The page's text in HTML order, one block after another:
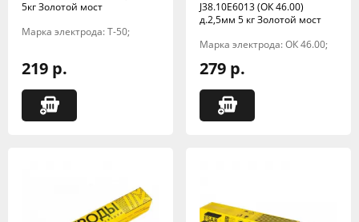
5кг Золотой мост
Марка электрода: Т-50;
219 р.
J38.10E6013 (ОК 46.00)
д.2,5мм 5 кг Золотой мост
Марка электрода: ОК 46.00;
279 р.